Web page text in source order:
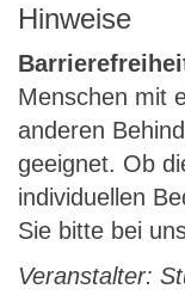
Hinweise
Menschen mit
anderen
geeignet. Ob
individuellen
Sie bitte bei
Veranstalter: